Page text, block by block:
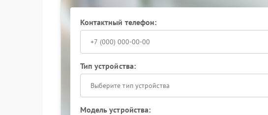
Контактный телефон:
Тип устройства:
Выберите тип устройства
Модель устройства: